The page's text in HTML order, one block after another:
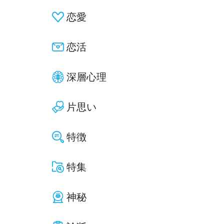
恋愛
恋活
深層心理
片思い
特徴
特集
神秘